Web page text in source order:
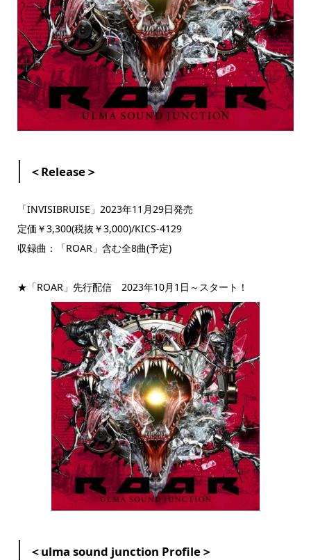
＜Release＞
「INVISIBRUISE」2023年11月29日発売
定価￥3,300(税抜￥3,000)/KICS-4129
収録曲：「ROAR」含む全8曲(予定)
★「ROAR」先行配信 2023年10月1日～スタート！
＜ulma sound junction Profile＞